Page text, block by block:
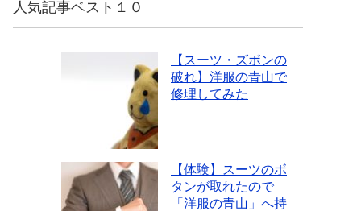
人気記事ベスト１０
【スーツ・ズボンの
破れ】洋服の青山で
修理してみた
【体験】スーツのボ
タンが取れたので
「洋服の青山」へ持